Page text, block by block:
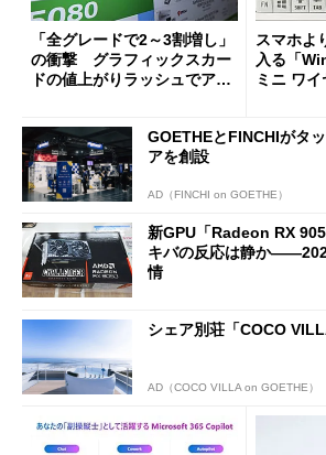
「全グレードで2～3割増し」
の衝撃 グラフィックスカー
ドの値上がりラッシュでアキ
スマホよ
入る「
ミニ ワ
GOETHEとFINCHIがタ
アを創設
AD（FINCHI on GOETHE）
新GPU「Radeon RX
キバの反応は静か
情
シェア別荘「COCO
AD（COCO VILLA on GOETHE）